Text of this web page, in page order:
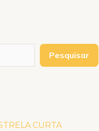
Pesquisar
CURTA